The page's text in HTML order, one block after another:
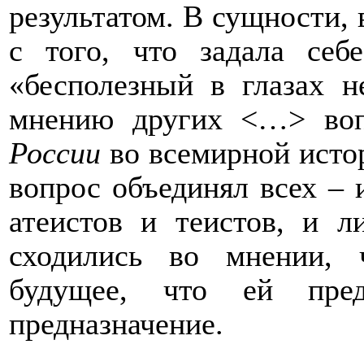
результатом. В сущности,
с того, что задала
«бесполезный в глазах
мнению других <…>
Россииво всемирной
вопрос объединял всех –
атеистов и теистов, и
сходились во мнении,
будущее, что ей
предназначение.